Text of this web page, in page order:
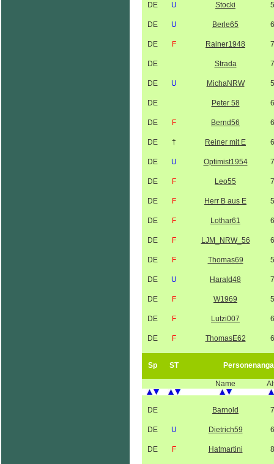
DE U Stocki
DE U Berle65
DE F Rainer1948
DE Strada
DE U MichaNRW
DE Peter 58
DE F Bernd56
DE † Reiner mit E
DE U Optimist1954
DE F Leo55
DE F Herr B aus E
DE F Lothar61
DE F LJM_NRW_56
DE F Thomas69
DE U Harald48
DE F W1969
DE F Lutzi007
DE F ThomasE62
Sp ST
Name
DE Barnold
DE U Dietrich59
DE F Hatmartini